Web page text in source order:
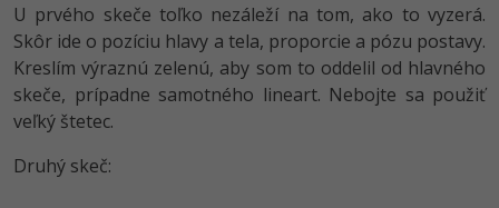
U prvého skeče toľko nezáleží na tom, ako to vyzerá.
Skôr ide o pozíciu hlavy a tela, proporcie a pózu postavy.
Kreslím výraznú zelenú, aby som to oddelil od hlavného
skeče, prípadne samotného lineart. Nebojte sa použiť
veľký štetec.
Druhý skeč: